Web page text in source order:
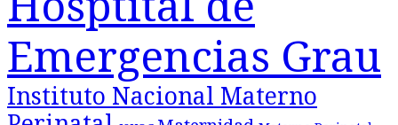
Emergencias Grau
Instituto Nacional Materno